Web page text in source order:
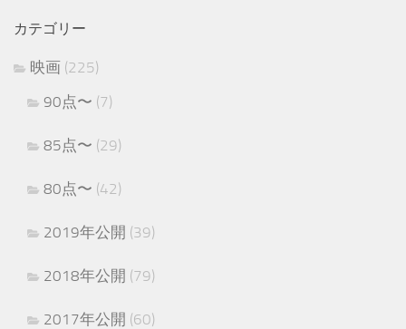
カテゴリー
映画 (225)
90点〜 (7)
85点〜 (29)
80点〜 (42)
2019年公開 (39)
2018年公開 (79)
2017年公開 (60)